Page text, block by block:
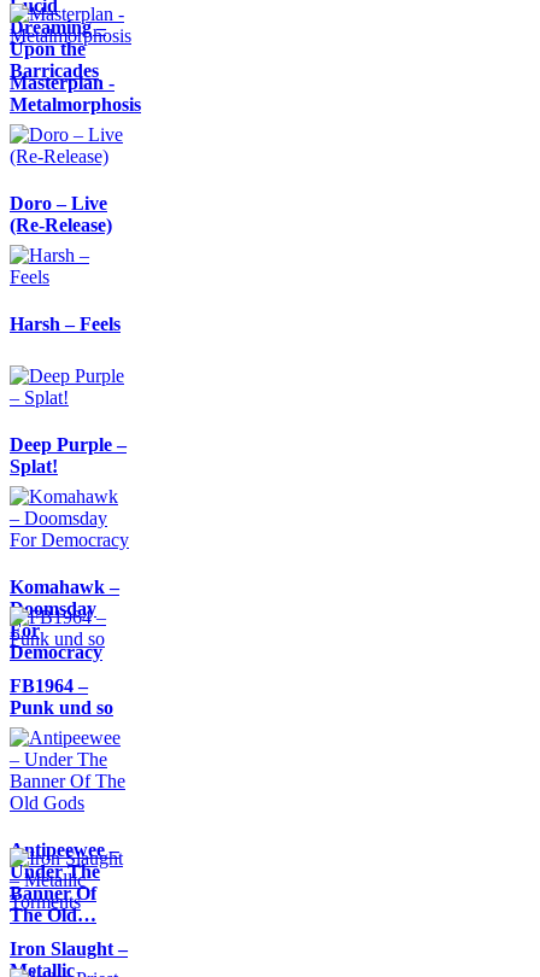
Lucid
Dreaming –
Upon the
Barricades
Masterplan -
Metalmorphosis
Doro – Live
(Re-Release)
Harsh – Feels
Deep Purple –
Splat!
Komahawk –
Doomsday
For
Democracy
FB1964 –
Punk und so
Antipeewee –
Under The
Banner Of
The Old…
Iron Slaught –
Metallic